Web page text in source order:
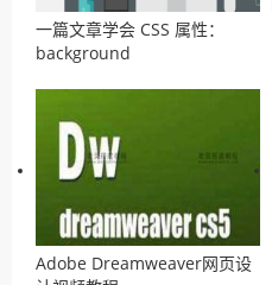
一篇文章学会 CSS 属性：
background
Adobe Dreamweaver网页设